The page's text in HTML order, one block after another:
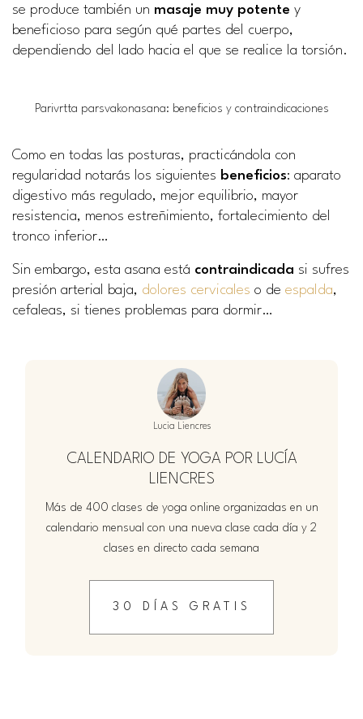
se produce también un masaje muy potente y
beneficioso para según qué partes del cuerpo,
dependiendo del lado hacia el que se realice la torsión.
Parivrtta parsvakonasana: beneficios y contraindicaciones
Como en todas las posturas, practicándola con
regularidad notarás los siguientes beneficios: aparato
digestivo más regulado, mejor equilibrio, mayor
resistencia, menos estreñimiento, fortalecimiento del
tronco inferior…
Sin embargo, esta asana está contraindicada si sufres
presión arterial baja, dolores cervicales o de espalda,
cefaleas, si tienes problemas para dormir…
Lucia Liencres
CALENDARIO DE YOGA POR LUCÍA
LIENCRES
Más de 400 clases de yoga online organizadas en un
calendario mensual con una nueva clase cada día y 2
clases en directo cada semana
30 DÍAS GRATIS